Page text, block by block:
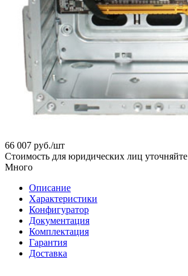
66 007 руб./шт
Стоимость для юридических лиц уточняйте
Много
Описание
Характеристики
Конфигуратор
Документация
Комплектация
Гарантия
Доставка